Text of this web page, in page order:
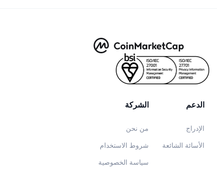
NFT
MACD
المشتقات
معدلات التمويل
الشركة
من نحن
شروط الاستخدام
سياسة الخصوصية
الدعم
الإدراج
الأسائة الشائعة